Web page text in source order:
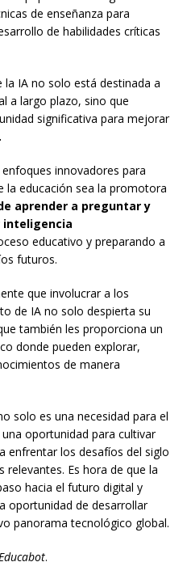
de enseñanza para
de habilidades críticas
IA no solo está destinada a
a largo plazo, sino que
significativa para mejorar
.
innovadores para
la educación sea la promotora
aprender a preguntar y
inteligencia
educativo y preparando a
futuros.
que involucrar a los
de IA no solo despierta su
también les proporciona un
donde pueden explorar,
de manera
solo es una necesidad para el
oportunidad para cultivar
enfrentar los desafíos del siglo
relevantes. Es hora de que la
hacia el futuro digital y
oportunidad de desarrollar
panorama tecnológico global.
.